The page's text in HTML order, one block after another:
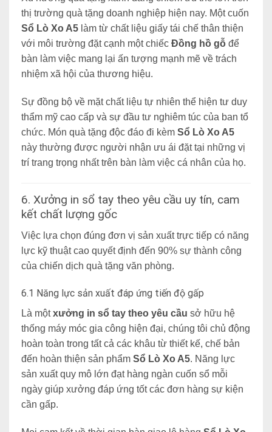
thị trường quà tặng doanh nghiệp hiện nay. Một cuốn
Sổ Lò Xo A5 làm từ chất liệu giấy tái chế thân thiện
với môi trường đặt cạnh một chiếc Đồng hồ gỗ để
bàn làm việc mang lại ấn tượng mạnh mẽ về trách
nhiệm xã hội của thương hiệu.
Sự đồng bộ về mặt chất liệu tự nhiên thể hiện tư duy
thẩm mỹ cao cấp và sự đầu tư nghiêm túc của ban tổ
chức. Món quà tặng độc đáo đi kèm Sổ Lò Xo A5
này thường được người nhận ưu ái đặt tại những vị
trí trang trọng nhất trên bàn làm việc cá nhân của họ.
6. Xưởng in sổ tay theo yêu cầu uy tín, cam
kết chất lượng gốc
Việc lựa chọn đúng đơn vị sản xuất trực tiếp có năng
lực kỹ thuật cao quyết định đến 90% sự thành công
của chiến dịch quà tặng văn phòng.
6.1 Năng lực sản xuất đáp ứng tiến độ gấp
Là mộtxưởng in sổ tay theo yêu cầu sở hữu hệ
thống máy móc gia công hiện đại, chúng tôi chủ động
hoàn toàn trong tất cả các khâu từ thiết kế, chế bản
đến hoàn thiện sản phẩm Sổ Lò Xo A5. Năng lực
sản xuất quy mô lớn đạt hàng ngàn cuốn sổ mỗi
ngày giúp xưởng đáp ứng tốt các đơn hàng sự kiện
cần gấp.